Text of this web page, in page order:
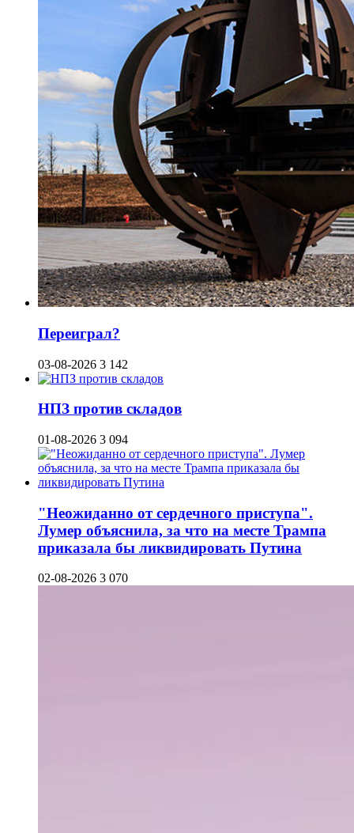
Переиграл?
03-08-2026 3 142
НПЗ против складов
01-08-2026 3 094
"Неожиданно от сердечного приступа".
Лумер объяснила, за что на месте Трампа
приказала бы ликвидировать Путина
02-08-2026 3 070